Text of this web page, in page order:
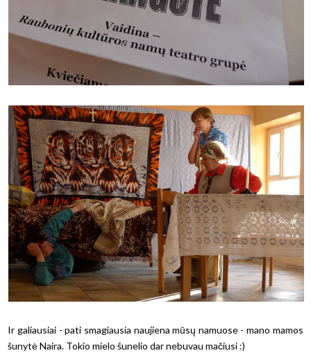
Ir galiausiai - pati smagiausia naujiena mūsų namuose - mano mamos
šunytė Naira. Tokio mielo šunelio dar nebuvau mačiusi :)